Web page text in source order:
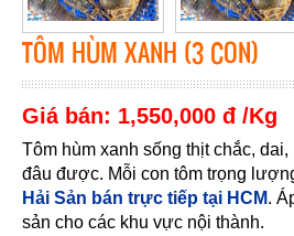
TÔM HÙM XANH (3 CON)
Giá bán: 1,550,000 đ /Kg
Tôm hùm xanh sống thịt chắc,
đâu được. Mỗi con tôm trọng
Hải Sản bán trực tiếp tại HCM.
sản cho các khu vực nội thành.